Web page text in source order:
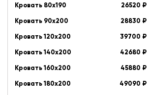
Кровать 80х190 26520 ₽
Кровать 90х200
28830 ₽
Кровать 120х200
39700 ₽
Кровать 140х200
42680 ₽
Кровать 160х200
45880 ₽
Кровать 180х200
49090 ₽